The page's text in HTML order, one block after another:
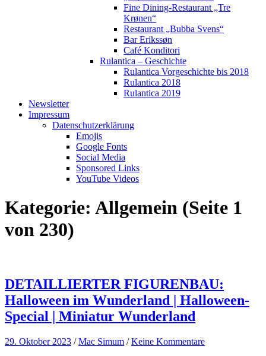
Fine Dining-Restaurant „Tre
Krønen“
Restaurant „Bubba Svens“
Bar Erikssøn
Café Konditori
Rulantica – Geschichte
Rulantica Vorgeschichte bis 2018
Rulantica 2018
Rulantica 2019
Newsletter
Impressum
Datenschutzerklärung
Emojis
Google Fonts
Social Media
Sponsored Links
YouTube Videos
Kategorie: Allgemein (Seite 1
von 230)
DETAILLIERTER FIGURENBAU:
Halloween im Wunderland | Halloween-
Special | Miniatur Wunderland
29. Oktober 2023 /Mac Simum /Keine Kommentare